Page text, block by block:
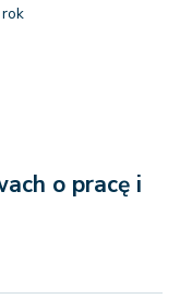
o pracę i